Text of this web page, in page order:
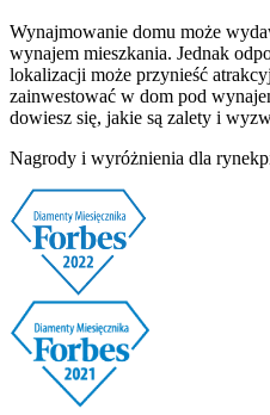
Wynajmowanie domu może
wynajem mieszkania. Jednak
lokalizacji może przynieść
zainwestować w dom pod
dowiesz się, jakie są zalety i
Nagrody i wyróżnienia dla